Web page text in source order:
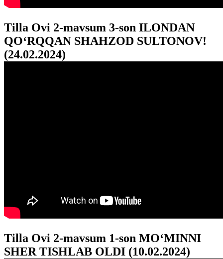
Tilla Ovi 2-mavsum 3-son ILONDAN
QO‘RQQAN SHAHZOD SULTONOV!
(24.02.2024)
Tilla Ovi 2-mavsum 1-son MO‘MINNI
SHER TISHLAB OLDI (10.02.2024)